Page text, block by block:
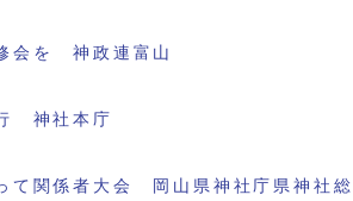
会を 神政連富山
神社本庁
て関係者大会 岡山県神社庁県神社